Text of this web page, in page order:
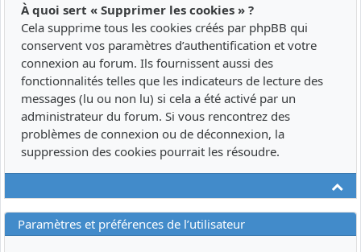
À quoi sert « Supprimer les cookies » ?
Cela supprime tous les cookies créés par phpBB qui
conservent vos paramètres d’authentification et votre
connexion au forum. Ils fournissent aussi des
fonctionnalités telles que les indicateurs de lecture des
messages (lu ou non lu) si cela a été activé par un
administrateur du forum. Si vous rencontrez des
problèmes de connexion ou de déconnexion, la
suppression des cookies pourrait les résoudre.
Paramètres et préférences de l’utilisateur